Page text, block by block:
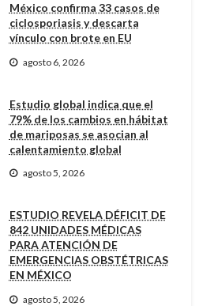
México confirma 33 casos de
ciclosporiasis y descarta
vínculo con brote en EU
agosto 6, 2026
Estudio global indica que el
79% de los cambios en hábitat
de mariposas se asocian al
calentamiento global
agosto 5, 2026
ESTUDIO REVELA DÉFICIT DE
842 UNIDADES MÉDICAS
PARA ATENCIÓN DE
EMERGENCIAS OBSTÉTRICAS
EN MÉXICO
agosto 5, 2026